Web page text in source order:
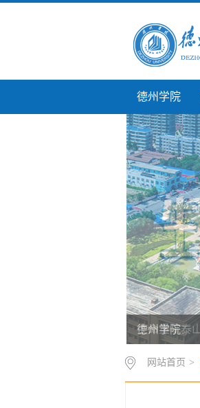
德州学院
德州学院
网站首页 >